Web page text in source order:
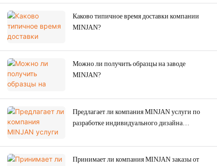
Каково типичное время доставки компании
MINJAN?
Можно ли получить образцы на заводе
MINJAN?
Предлагает ли компания MINJAN услуги по
разработке индивидуального дизайна
Принимает ли компания MINJAN заказы от